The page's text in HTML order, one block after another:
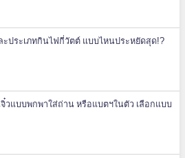
ะประเภทกินไฟกี่วัตต์ แบบไหนประหยัดสุด!?
วแบบพกพาใส่ถ่าน หรือแบตฯในตัว เลือกแบบ